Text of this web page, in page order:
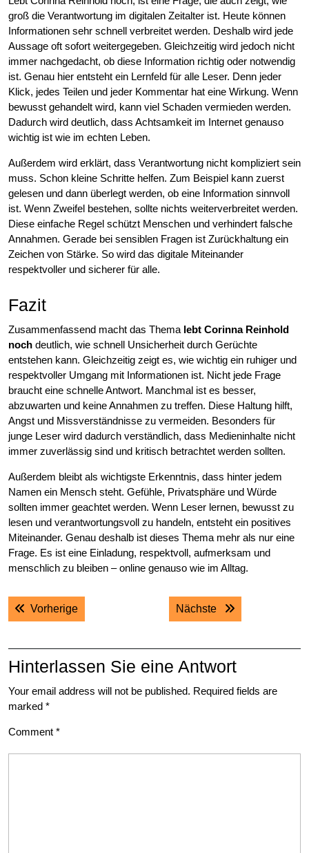
groß die Verantwortung im digitalen Zeitalter ist. Heute können
Informationen sehr schnell verbreitet werden. Deshalb wird jede
Aussage oft sofort weitergegeben. Gleichzeitig wird jedoch nicht
immer nachgedacht, ob diese Information richtig oder notwendig
ist. Genau hier entsteht ein Lernfeld für alle Leser. Denn jeder
Klick, jedes Teilen und jeder Kommentar hat eine Wirkung. Wenn
bewusst gehandelt wird, kann viel Schaden vermieden werden.
Dadurch wird deutlich, dass Achtsamkeit im Internet genauso
wichtig ist wie im echten Leben.
Außerdem wird erklärt, dass Verantwortung nicht kompliziert sein
muss. Schon kleine Schritte helfen. Zum Beispiel kann zuerst
gelesen und dann überlegt werden, ob eine Information sinnvoll
ist. Wenn Zweifel bestehen, sollte nichts weiterverbreitet werden.
Diese einfache Regel schützt Menschen und verhindert falsche
Annahmen. Gerade bei sensiblen Fragen ist Zurückhaltung ein
Zeichen von Stärke. So wird das digitale Miteinander
respektvoller und sicherer für alle.
Fazit
Zusammenfassend macht das Thema lebt Corinna Reinhold
noch deutlich, wie schnell Unsicherheit durch Gerüchte
entstehen kann. Gleichzeitig zeigt es, wie wichtig ein ruhiger und
respektvoller Umgang mit Informationen ist. Nicht jede Frage
braucht eine schnelle Antwort. Manchmal ist es besser,
abzuwarten und keine Annahmen zu treffen. Diese Haltung hilft,
Angst und Missverständnisse zu vermeiden. Besonders für
junge Leser wird dadurch verständlich, dass Medieninhalte nicht
immer zuverlässig sind und kritisch betrachtet werden sollten.
Außerdem bleibt als wichtigste Erkenntnis, dass hinter jedem
Namen ein Mensch steht. Gefühle, Privatsphäre und Würde
sollten immer geachtet werden. Wenn Leser lernen, bewusst zu
lesen und verantwortungsvoll zu handeln, entsteht ein positives
Miteinander. Genau deshalb ist dieses Thema mehr als nur eine
Frage. Es ist eine Einladung, respektvoll, aufmerksam und
menschlich zu bleiben – online genauso wie im Alltag.
Post
navigation
VorherigePrevious post: Nächste Next post:
Hinterlassen Sie eine Antwort
Your email address will not be published. Required fields are
marked *
Comment *